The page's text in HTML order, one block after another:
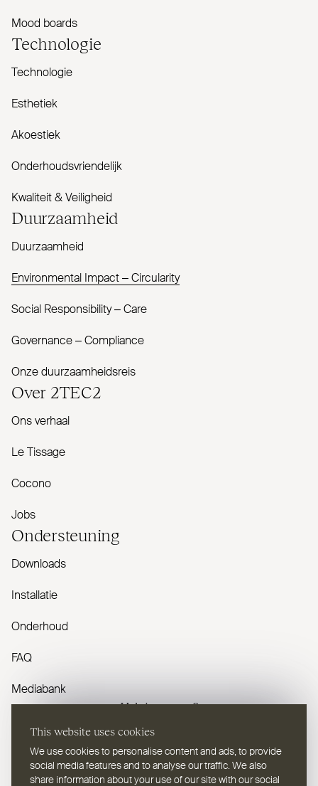
This website uses cookies
We use cookies to personalise content and ads, to provide
social media features and to analyse our traffic. We also
share information about your use of our site with our social
Mood boards
Tech­nologie
Technologie
Esthetiek
Akoestiek
Onderhoudsvriendelijk
Kwaliteit & Veiligheid
Duur­zaamheid
Duurzaamheid
Envi­ronmental Impact – Cir­cularity
Social Responsibility – Care
Governance – Com­pliance
Onze duurzaamheidsreis
Over 2TEC2
Ons verhaal
Le Tissage
Cocono
Jobs
Onder­steuning
Downloads
Installatie
Onderhoud
FAQ
Mediabank
Heb je vragen?